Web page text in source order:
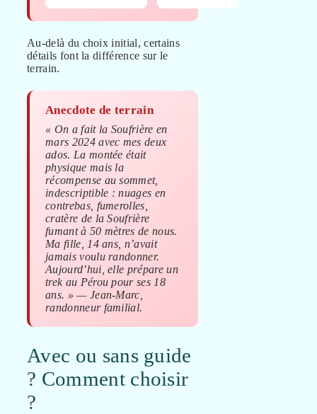
Au-delà du choix initial, certains
détails font la différence sur le
terrain.
Anecdote de terrain
« On a fait la Soufrière en
mars 2024 avec mes deux
ados. La montée était
physique mais la
récompense au sommet,
indescriptible : nuages en
contrebas, fumerolles,
cratère de la Soufrière
fumant à 50 mètres de nous.
Ma fille, 14 ans, n’avait
jamais voulu randonner.
Aujourd’hui, elle prépare un
trek au Pérou pour ses 18
ans. » — Jean-Marc,
randonneur familial.
Avec ou sans guide
? Comment choisir
?